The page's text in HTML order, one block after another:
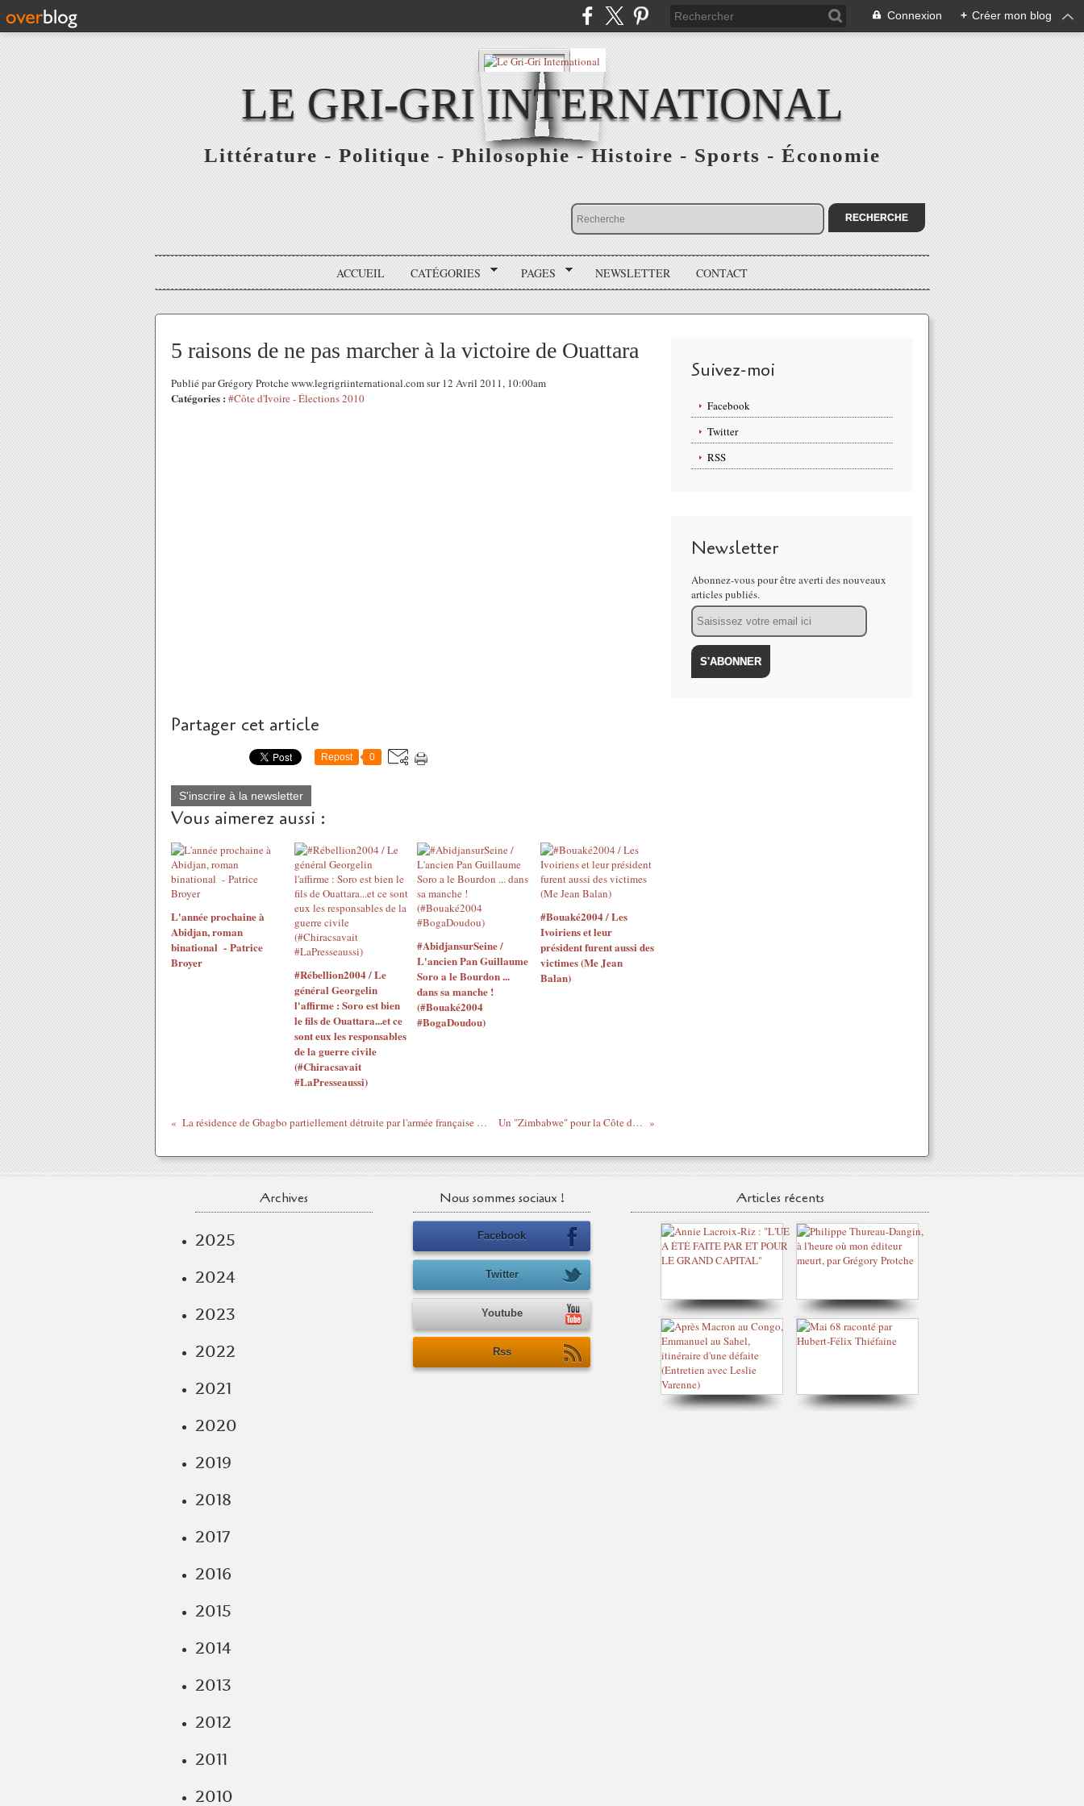
Connexion + Créer mon blog
LE GRI-GRI INTERNATIONAL
Littérature - Politique - Philosophie - Histoire - Sports - Économie
ACCUEIL CATÉGORIES PAGES NEWSLETTER CONTACT
5 raisons de ne pas marcher à la victoire de Ouattara
Publié par Grégory Protche www.legrigriinternational.com sur 12 Avril 2011, 10:00am
Catégories : #Côte d'Ivoire - Élections 2010
Partager cet article
Repost 0
S'inscrire à la newsletter
Vous aimerez aussi :
L'année prochaine à
Abidjan, roman
binational - Patrice
Broyer
#Rébellion2004 / Le
général Georgelin
l'affirme : Soro est bien
le fils de Ouattara...et ce
sont eux les responsables
de la guerre civile
(#Chiracsavait
#LaPresseaussi)
#AbidjansurSeine /
L'ancien Pan Guillaume
Soro a le Bourdon ...
dans sa manche !
(#Bouaké2004
#BogaDoudou)
#Bouaké2004 / Les
Ivoiriens et leur
président furent aussi des
victimes (Me Jean
Balan)
La résidence de Gbagbo partiellement détruite par l'armée française - 10 04 2011 Un "Zimbabwe" pour la Côte d'Ivoire !
Suivez-moi
Facebook
Twitter
RSS
Newsletter
Abonnez-vous pour être averti des nouveaux
articles publiés.
Email
Archives
2025
2024
2023
2022
2021
2020
2019
2018
2017
2016
2015
2014
2013
2012
2011
2010
Nous sommes sociaux !
Facebook
Twitter
Youtube
Rss
Articles récents